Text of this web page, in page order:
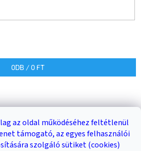
az oldal működéséhez feltétlenül
támogató, az egyes felhasználói
szolgáló sütiket (cookies)
0DB / 0 FT
KERESÉS